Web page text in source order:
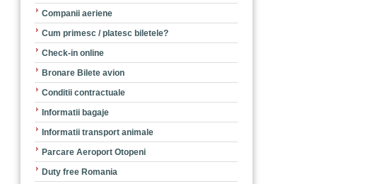
Companii aeriene
Cum primesc / platesc biletele?
Check-in online
Bronare Bilete avion
Conditii contractuale
Informatii bagaje
Informatii transport animale
Parcare Aeroport Otopeni
Duty free Romania